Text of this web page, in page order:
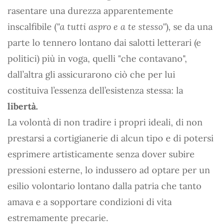
rasentare una durezza apparentemente
inscalfibile ("a tutti aspro e a te stesso"), se da una
parte lo tennero lontano dai salotti letterari (e
politici) più in voga, quelli "che contavano",
dall’altra gli assicurarono ciò che per lui
costituiva l’essenza dell’esistenza stessa: la
libertà.
La volontà di non tradire i propri ideali, di non
prestarsi a cortigianerie di alcun tipo e di potersi
esprimere artisticamente senza dover subire
pressioni esterne, lo indussero ad optare per un
esilio volontario lontano dalla patria che tanto
amava e a sopportare condizioni di vita
estremamente precarie.